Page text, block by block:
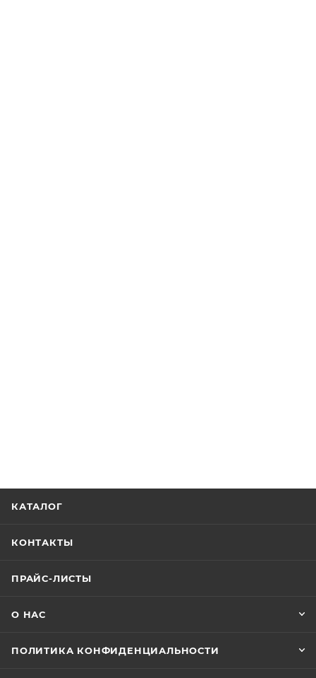
КАТАЛОГ
КОНТАКТЫ
ПРАЙС-ЛИСТЫ
О НАС
ПОЛИТИКА КОНФИДЕНЦИАЛЬНОСТИ